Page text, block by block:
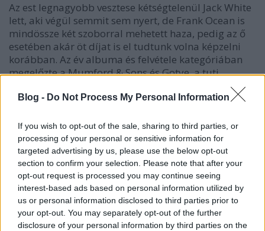
Blog - Do Not Process My Personal Information
If you wish to opt-out of the sale, sharing to third parties, or
processing of your personal or sensitive information for
targeted advertising by us, please use the below opt-out
section to confirm your selection. Please note that after your
opt-out request is processed you may continue seeing
interest-based ads based on personal information utilized by
us or personal information disclosed to third parties prior to
your opt-out. You may separately opt-out of the further
disclosure of your personal information by third parties on the
Az est legnagyobb vesztese kétségtelenül Jack White
lett, aki végül semmit sem nyert, de Frank Ocean is
mindössze két szoborral mehetett haza, pedig az ő
esetében akár öt díjat is el tudtunk volna képzelni
korábban. Az év albuma és felvétele kategóriában
megelőzte a Mumford & Sons és Gotye, a tuti
befutóra tippelt legjobb új előadó kategóriájában
pedig a Fun. bizonyult jobbnak. Végül két díjjal
No Church In The Wildban való közreműködéséért.
Az erős mezőny ellenére a Mumford & SonsBabel
lett a legjobb album illetve ők kapták a legjobb
hosszú formátumú zenei videó díját is, a Fun. pedig
a legjobb új előadó lett és az év dala és az ő
nevükhöz fűződik.
Több legendát is díjaztak, Paul McCartney a legjobb